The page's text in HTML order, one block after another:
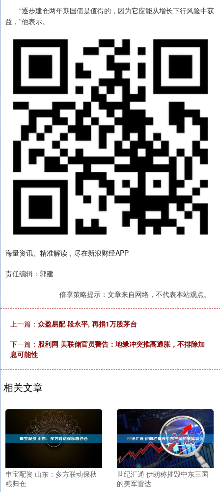
“逐步建仓两年期国债是值得的，因为它应能从增长下行风险中获
益，”他表示。
海量资讯、精准解读，尽在新浪财经APP
责任编辑：郭建
倍享策略提示：文章来自网络，不代表本站观点。
上一篇： 众盈易配 段永平, 再捐1万股茅台
下一篇： 股利网 美联储官员警告：地缘冲突推高通胀，不排除加
息可能性
相关文章
申宝配资 山东：多方联动保秋
粮归仓
世纪汇通 伊朗称摧毁中东三国
的美军雷达